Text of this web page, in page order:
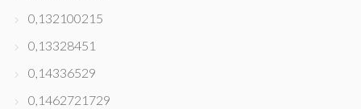
0,132100215
0,13328451
0,14336529
0,1462721729